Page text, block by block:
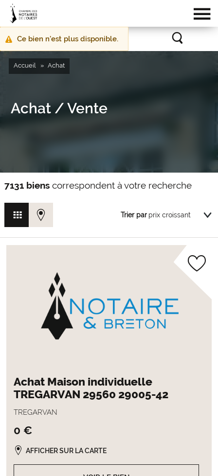
Message
d'avertissement
Ce bien n'est plus disponible.
Accueil Achat
Achat / Vente
7131 bienscorrespondent à votre recherche
Trier par
Achat Maison individuelle
TREGARVAN 29560 29005-42
TREGARVAN
0 €
AFFICHER SUR LA CARTE